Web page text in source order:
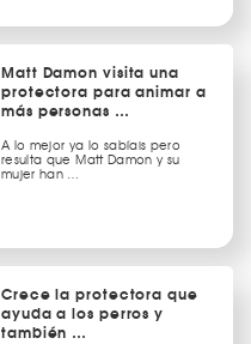
Matt Damon visita una
protectora para animar a
más personas …
A lo mejor ya lo sabíais pero
resulta que Matt Damon y su
mujer han …
Crece la protectora que
ayuda a los perros y
también …